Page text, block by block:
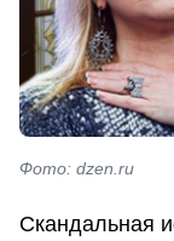
Фото: dzen.ru
Скандальная